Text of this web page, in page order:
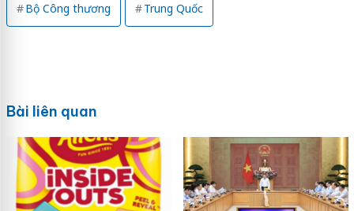
Bộ Công thương Trung Quốc
Bài liên quan